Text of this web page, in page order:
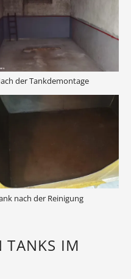
der Tankdemontage
nach der Reinigung
TANKS IM